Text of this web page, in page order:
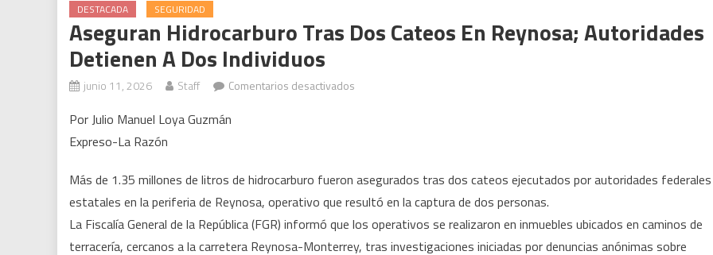
DESTACADA SEGURIDAD
Aseguran Hidrocarburo Tras Dos Cateos En Reynosa; Autoridades
Detienen A Dos Individuos
junio 11, 2026 Staff Comentarios desactivados
cateos
en
Reynosa;
autoridades
Por Julio Manuel Loya Guzmán
Expreso-La Razón
Más de 1.35 millones de litros de hidrocarburo fueron asegurados tras dos cateos ejecutados por autoridades
estatales en la periferia de Reynosa, operativo que resultó en la captura de dos personas.
La Fiscalía General de la República (FGR) informó que los operativos se realizaron en inmuebles ubicados en caminos de
terracería, cercanos a la carretera Reynosa-Monterrey, tras investigaciones iniciadas por denuncias anónimas sobre